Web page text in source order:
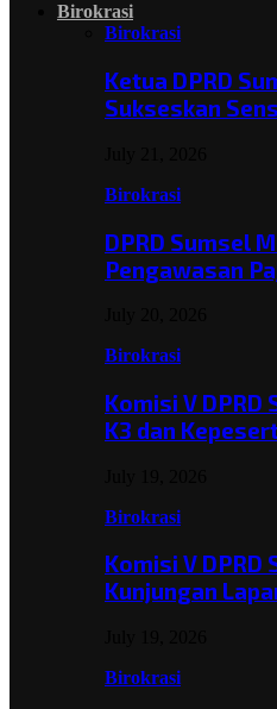
Birokrasi
Birokrasi
Ketua DPRD
Sukseskan
Birokrasi
DPRD Sumsel
Pengawasan
Birokrasi
Komisi V
K3 dan
Birokrasi
Komisi V DPRD
Kunjungan
Birokrasi